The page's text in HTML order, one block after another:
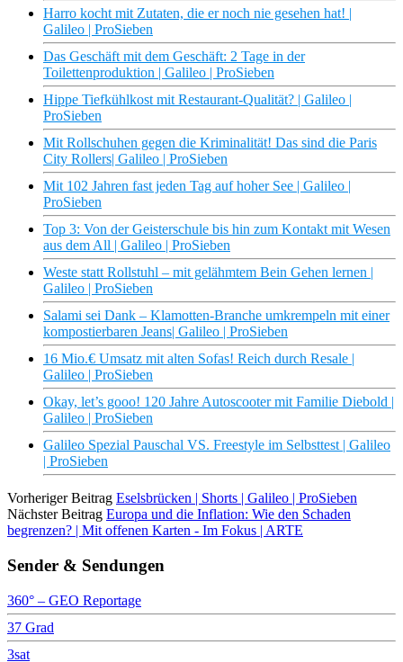
Harro kocht mit Zutaten, die er noch nie gesehen hat! |
Galileo | ProSieben
Das Geschäft mit dem Geschäft: 2 Tage in der
Toilettenproduktion | Galileo | ProSieben
Hippe Tiefkühlkost mit Restaurant-Qualität? | Galileo |
ProSieben
Mit Rollschuhen gegen die Kriminalität! Das sind die Paris
City Rollers| Galileo | ProSieben
Mit 102 Jahren fast jeden Tag auf hoher See | Galileo |
ProSieben
Top 3: Von der Geisterschule bis hin zum Kontakt mit Wesen
aus dem All | Galileo | ProSieben
Weste statt Rollstuhl – mit gelähmtem Bein Gehen lernen |
Galileo | ProSieben
Salami sei Dank – Klamotten-Branche umkrempeln mit einer
kompostierbaren Jeans| Galileo | ProSieben
16 Mio.€ Umsatz mit alten Sofas! Reich durch Resale |
Galileo | ProSieben
Okay, let’s gooo! 120 Jahre Autoscooter mit Familie Diebold |
Galileo | ProSieben
Galileo Spezial Pauschal VS. Freestyle im Selbsttest | Galileo
| ProSieben
Vorheriger Beitrag Eselsbrücken | Shorts | Galileo | ProSieben
Nächster Beitrag Europa und die Inflation: Wie den Schaden
begrenzen? | Mit offenen Karten - Im Fokus | ARTE
Sender & Sendungen
360° – GEO Reportage
37 Grad
3sat